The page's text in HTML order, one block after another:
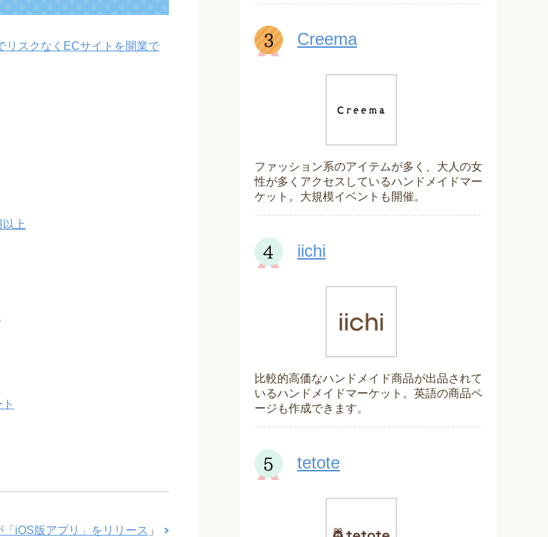
リスクなくECサイトを開業で
上
iOS版アプリ」をリリース 」
Creema
ファッション系のアイテムが多く、大人の女
性が多くアクセスしているハンドメイドマー
ケット。大規模イベントも開催。
iichi
比較的高価なハンドメイド商品が出品されて
いるハンドメイドマーケット。英語の商品ペ
ージも作成できます。
tetote